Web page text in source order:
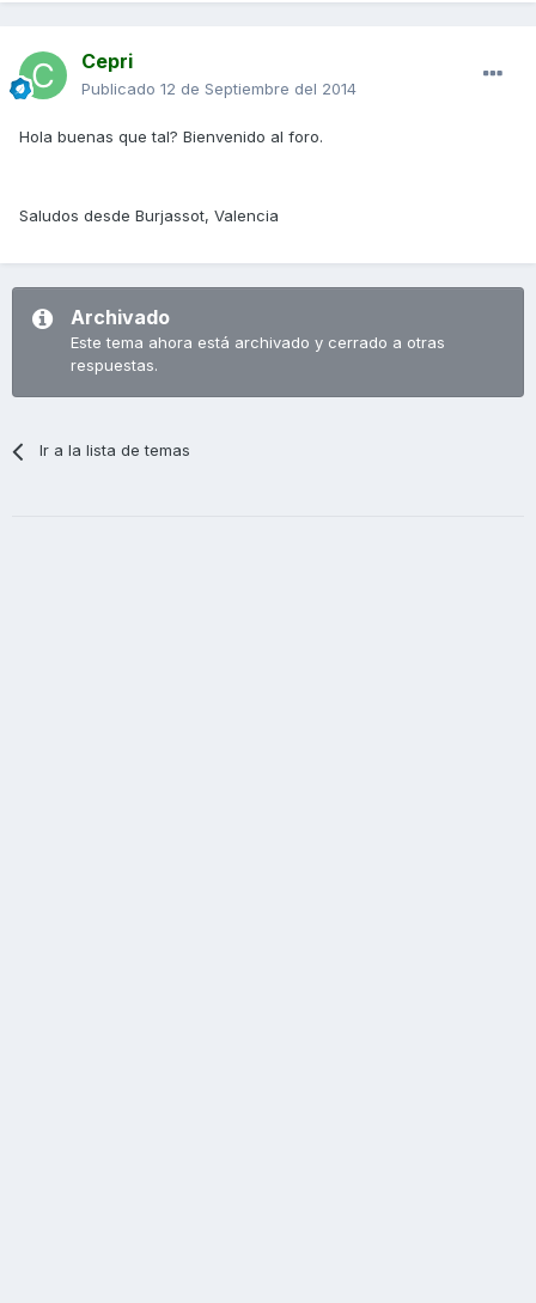
Cepri
Publicado 12 de Septiembre del 2014
Hola buenas que tal? Bienvenido al foro.
Saludos desde Burjassot, Valencia
Archivado
Este tema ahora está archivado y cerrado a otras
respuestas.
Ir a la lista de temas